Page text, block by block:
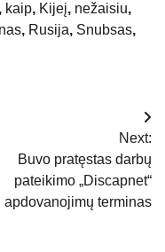
, kaip, Kijeį, nežaisiu,
, Rusija, Snubsas,
Next:
Buvo pratęstas darbų
pateikimo „Discapnet“
apdovanojimų terminas